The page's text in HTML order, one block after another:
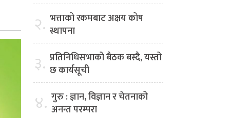
२. भत्ताको रकमबाट अक्षय कोष
स्थापना
३. प्रतिनिधिसभाको बैठक बस्दै, यस्तो
छ कार्यसूची
४. गुरु : ज्ञान, विज्ञान र चेतनाको
अनन्त परम्परा